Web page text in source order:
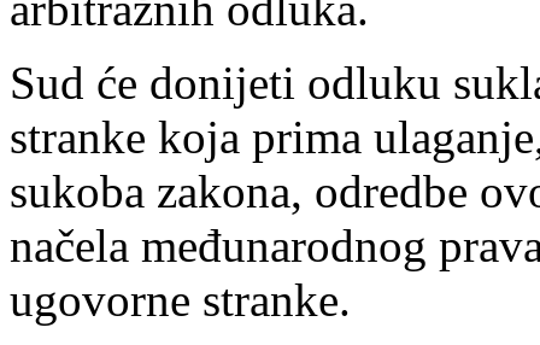
Sud će donijeti odluku
stranke koja prima
sukoba zakona, odredbe
načela međunarodnog
ugovorne stranke.